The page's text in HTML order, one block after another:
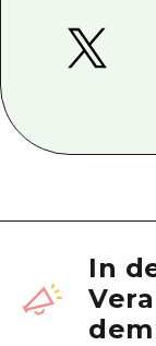
In